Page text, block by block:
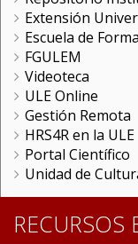
Extensión
Escuela de
FGULEM
Videoteca
ULE Online
Gestión Remota
HRS4R en la ULE
Portal Científico
Unidad de
RECURSOS